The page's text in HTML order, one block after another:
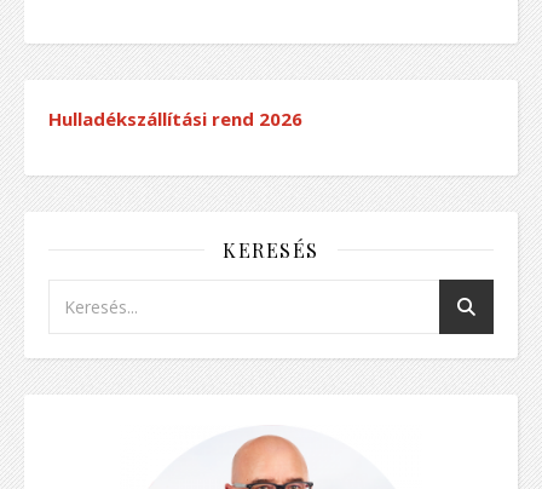
Hulladékszállítási rend 2026
KERESÉS